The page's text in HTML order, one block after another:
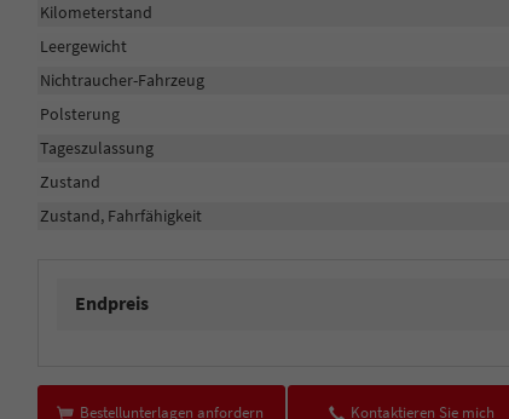
Kilometerstand
Leergewicht
Nichtraucher-Fahrzeug
Polsterung
Tageszulassung
Zustand
Zustand, Fahrfähigkeit
Endpreis
Bestellunterlagen anfordern Kontaktieren Sie mich